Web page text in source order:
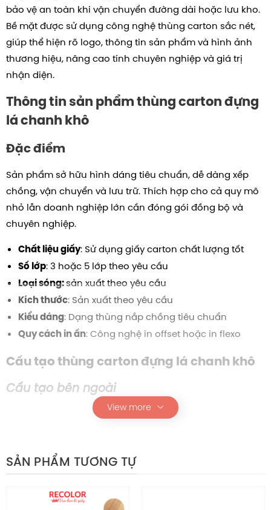
bảo vệ an toàn khi vận chuyển đường dài hoặc lưu kho.
Bề mặt được sử dụng công nghệ thùng carton sắc nét,
giúp thể hiện rõ logo, thông tin sản phẩm và hình ảnh
thương hiệu, nâng cao tính chuyên nghiệp và giá trị
nhận diện.
Thông tin sản phẩm thùng carton đựng
lá chanh khô
Đặc điểm
Sản phẩm sở hữu hình dáng tiêu chuẩn, dễ dàng xếp
chồng, vận chuyển và lưu trữ. Thích hợp cho cả quy mô
nhỏ lẫn doanh nghiệp lớn cần đóng gói đồng bộ và
chuyên nghiệp.
Chất liệu giấy: Sử dụng giấy carton chất lượng tốt
Số lớp: 3 hoặc 5 lớp theo yêu cầu
Loại sóng: sản xuất theo yêu cầu
Kích thước: Sản xuất theo yêu cầu
Kiểu dáng: Dạng thùng nắp chồng tiêu chuẩn
Quy cách in ấn: Công nghệ in offset hoặc in flexo
Cấu tạo thùng carton đựng lá chanh khô
Cấu tạo bên ngoài
Bề mặt thùng in ấn logo, thông tin sản phẩm và
Màu giấy:Nâu 2 mặt, giúp tăng độ bền và tạo cảm
Kết cấu sóng BC:
tạo bề mặt cứng, tăng khả năng
View more
SẢN PHẨM TƯƠNG TỰ